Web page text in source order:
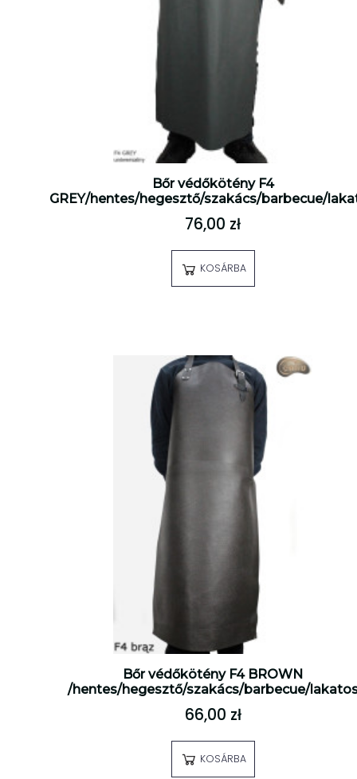
Bőr védőkötény F4
GREY/hentes/hegesztő/szakács/barbecue/
76,00 zł
KOSÁRBA
Bőr védőkötény F4 BROWN
/hentes/hegesztő/szakács/barbecue/
66,00 zł
KOSÁRBA